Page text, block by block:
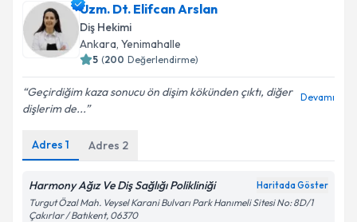
Uzm. Dt. Elifcan Arslan
Diş Hekimi
Ankara, Yenimahalle
5 (200 Değerlendirme)
Geçirdiğim kaza sonucu ön dişim kökünden çıktı, diğer
dişlerim de...
Devamı
Adres 1 Adres 2
Harmony Ağız Ve Diş Sağlığı Polikliniği Haritada Göster
Turgut Özal Mah. Veysel Karani Bulvarı Park Hanımeli Sitesi No: 8D/1
Çakırlar / Batıkent, 06370